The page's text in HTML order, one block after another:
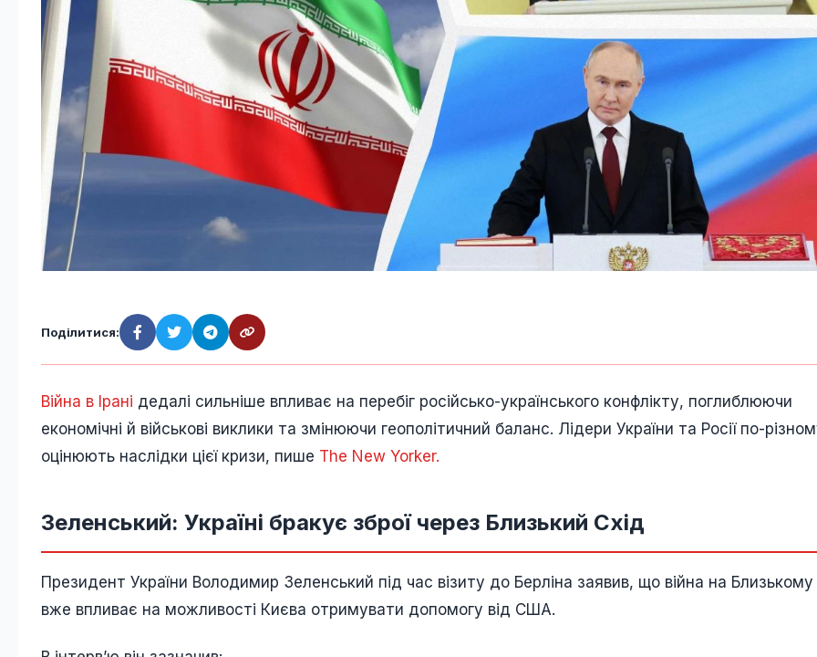
Поділитися:
Війна в Ірані дедалі сильніше впливає на перебіг російсько-українського конфлікту, поглиблюючи
економічні й військові виклики та змінюючи геополітичний баланс. Лідери України та Росії по-
оцінюють наслідки цієї кризи, пише The New Yorker.
Зеленський: Україні бракує зброї через Близький Схід
Президент України Володимир Зеленський під час візиту до Берліна заявив, що війна на Близькому
вже впливає на можливості Києва отримувати допомогу від США.